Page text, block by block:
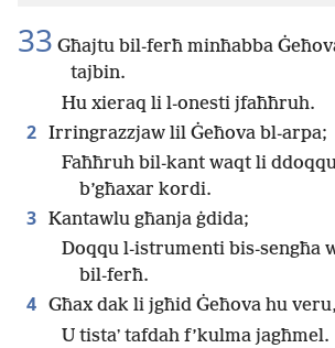
33 Għajtu bil-ferħ minħabba
tajbin.
Hu xieraq li l-onesti jfaħħruh.
2 Irringrazzjaw lil Ġeħova bl-arpa;
Faħħruh bil-kant waqt li
b’għaxar kordi.
3 Kantawlu għanja ġdida;
Doqqu l-istrumenti bis-sengħa
bil-ferħ.
4 Għax dak li jgħid Ġeħova hu veru,
U tistaʼ tafdah f’kulma jagħmel.